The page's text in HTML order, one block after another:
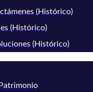
(Histórico)
(Histórico)
(Histórico)